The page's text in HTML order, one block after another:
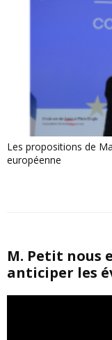
Les propositions de
européenne
M. Petit nous
anticiper les